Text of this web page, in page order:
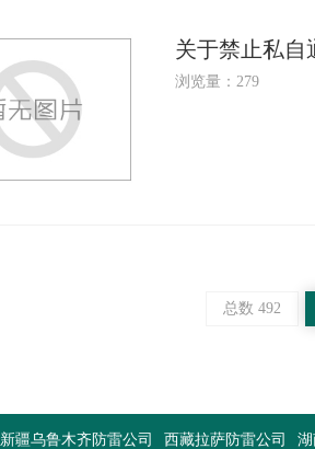
关于禁止私自
浏览量：279
总数 492
新疆乌鲁木齐防雷公司 西藏拉萨防雷公司